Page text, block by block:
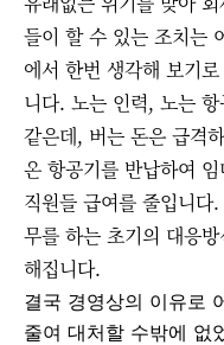
들이 할 수 있는 조치는
에서 한번 생각해 보기
니다. 노는 인력, 노는
같은데, 버는 돈은 급격
온 항공기를 반납하여
직원들 급여를 줄입니다
무를 하는 초기의 대응
해집니다.
결국 경영상의 이유로
줄여 대처할 수밖에 없